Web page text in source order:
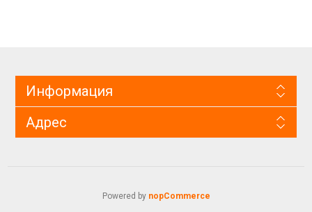
Информация
Адрес
Powered by nopCommerce